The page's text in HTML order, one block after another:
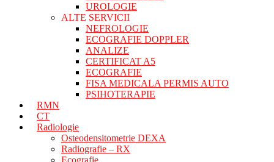
UROLOGIE
ALTE SERVICII
NEFROLOGIE
ECOGRAFIE DOPPLER
ANALIZE
CERTIFICAT A5
ECOGRAFIE
FISA MEDICALA PERMIS AUTO
PSIHOTERAPIE
RMN
CT
Radiologie
Osteodensitometrie DEXA
Radiografie – RX
Ecografie